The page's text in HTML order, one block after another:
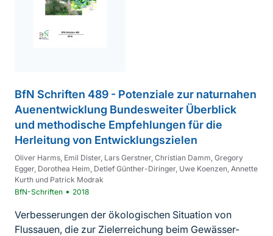
BfN Schriften 489 - Potenziale zur naturnahen
Auenentwicklung Bundesweiter Überblick
und methodische Empfehlungen für die
Herleitung von Entwicklungszielen
Oliver Harms, Emil Dister, Lars Gerstner, Christian Damm, Gregory
Egger, Dorothea Heim, Detlef Günther-Diringer, Uwe Koenzen, Annette
Kurth und Patrick Modrak
BfN-Schriften • 2018
Verbesserungen der ökologischen Situation von
Flussauen, die zur Zielerreichung beim Gewässer-